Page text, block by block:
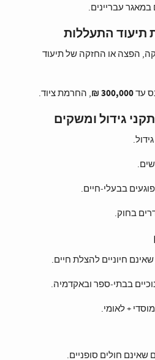
במאגר עבריינים.
הפצה או החזקה של תיעוד
עד300,000 ₪ , החרמת ציוד.
בבעלי‑חיים.
בחוק.
חיוניים להצלת חיים.
בבתי‑ספר ובאקדמיה.
+ לאומי.
חולים סופניים.